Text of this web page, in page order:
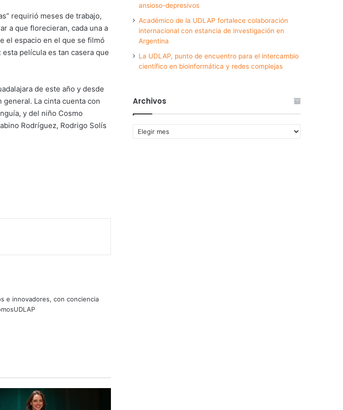
requirió meses de trabajo,
a que florecieran, cada una a
el espacio en el que se filmó
película es tan casera que
de este año y desde
La cinta cuenta con
y del niño Cosmo
Rodríguez, Rodrigo Solís
e innovadores, con conciencia
ansioso-depresivos
Académico de la UDLAP fortalece colaboración
internacional con estancia de investigación en
Argentina
La UDLAP, punto de encuentro para el intercambio
científico en bioinformática y redes complejas
Archivos
Archivos